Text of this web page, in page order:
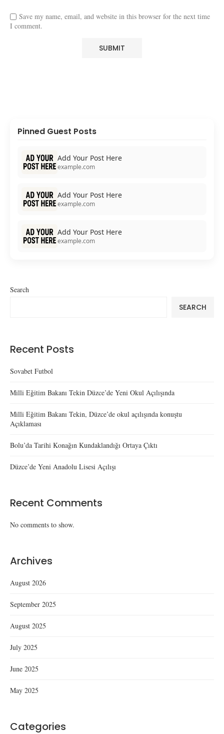
Save my name, email, and website in this browser for the next time
I comment.
Pinned Guest Posts
Add Your Post Here
example.com
Add Your Post Here
example.com
Add Your Post Here
example.com
Search
SEARCH
Recent Posts
Sovabet Futbol
Milli Eğitim Bakanı Tekin Düzce’de Yeni Okul Açılışında
Milli Eğitim Bakanı Tekin, Düzce’de okul açılışında konuştu
Açıklaması
Bolu’da Tarihi Konağın Kundaklandığı Ortaya Çıktı
Düzce’de Yeni Anadolu Lisesi Açılışı
Recent Comments
No comments to show.
Archives
August 2026
September 2025
August 2025
July 2025
June 2025
May 2025
Categories